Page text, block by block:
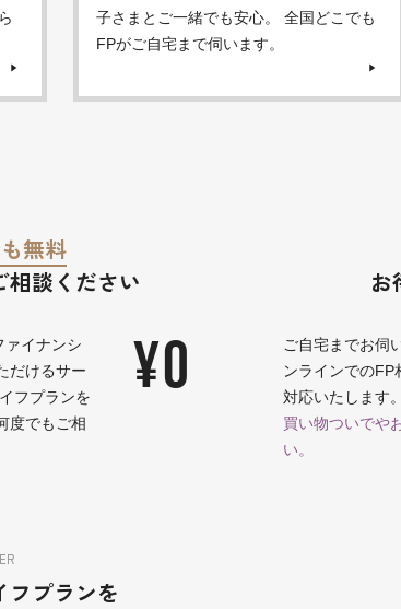
子さまとご一緒でも安心。 全国どこでも
FPがご自宅まで伺います。
無料
談ください
ァイナンシ
だけるサー
フプランを
度でもご相
¥0
お
ご自宅までお伺
ンラインでのFP
対応いたします。
買い物ついでや
い。
フプランを